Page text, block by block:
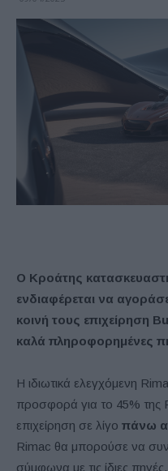
Ο Κροάτης
ενδιαφέρεται να
κοινή τους επιχείρηση
καλά πληροφορημένες
Η ιδιωτικά ελεγχόμενη
προσφορά για το 45% της
επιχείρηση σε λίγο πάνω
Rimac θα μπορούσε να
σύμφωνα με τις ίδιες